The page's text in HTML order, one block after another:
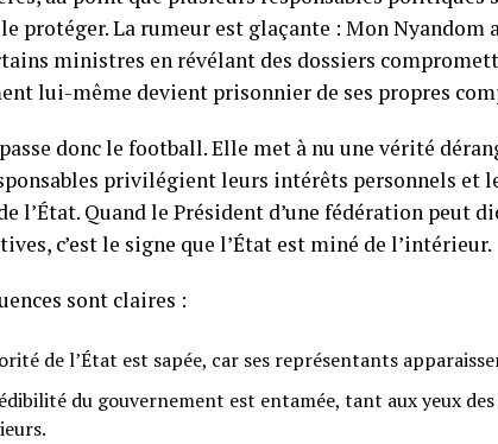
protéger. La rumeur est glaçante : Mon Nyandom
ministres en révélant des dossiers
lui-même devient prisonnier de ses propres
donc le football. Elle met à nu une vérité
privilégient leurs intérêts personnels et
l’État. Quand le Président d’une fédération peut
c’est le signe que l’État est miné de l’intérieur.
sont claires :
de l’État est sapée, car ses représentants
du gouvernement est entamée, tant aux yeux